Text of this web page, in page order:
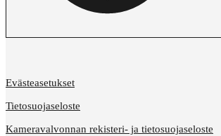
Evästeasetukset
Tietosuojaseloste
Kameravalvonnan rekisteri- ja tietosuojaseloste